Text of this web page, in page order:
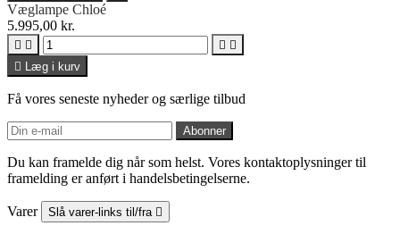
Væglampe Chloé
5.995,00 kr.
   
 Læg i kurv
Få vores seneste nyheder og særlige tilbud
Du kan framelde dig når som helst. Vores kontaktoplysninger til
framelding er anført i handelsbetingelserne.
Varer Slå varer-links til/fra 